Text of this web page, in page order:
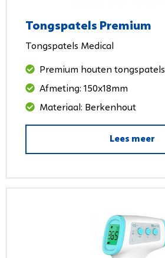
Tongspatels Premium
Tongspatels Medical
Premium houten tongspatels
Afmeting: 150x18mm
Materiaal: Berkenhout
Lees meer